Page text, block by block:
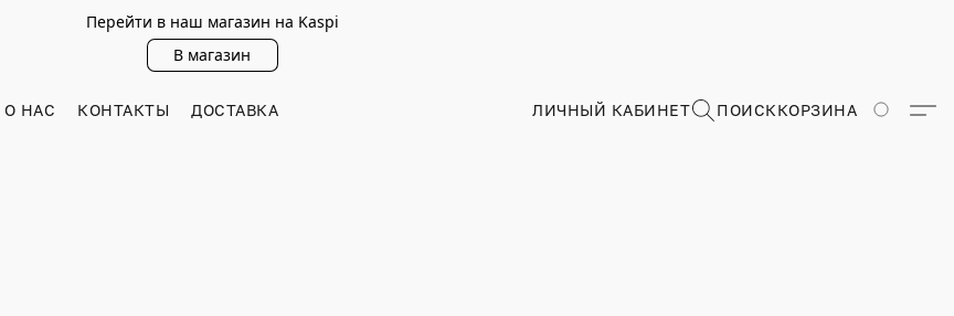
Перейти в наш магазин на Kaspi
В магазин
О НАС КОНТАКТЫ ДОСТАВКА ЛИЧНЫЙ КАБИНЕТ ПОИСККОРЗИНА